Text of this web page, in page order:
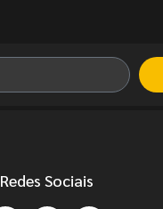
Redes Sociais